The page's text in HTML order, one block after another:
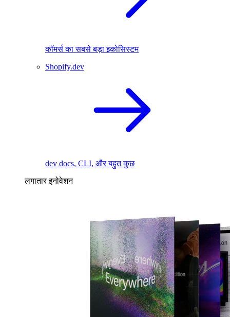
कॉमर्स का सबसे बड़ा इकोसिस्टम
Shopify.dev
dev docs, CLI, और बहुत कुछ
लगातार इनोवेशन